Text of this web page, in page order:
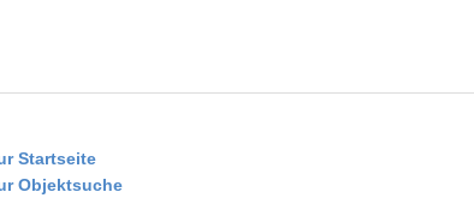
Startseite
Objektsuche